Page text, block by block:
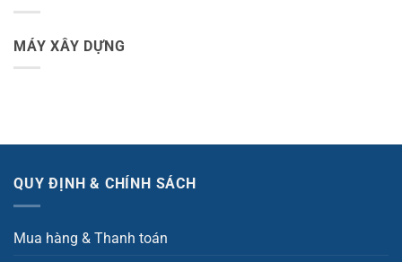
MÁY XÂY DỰNG
QUY ĐỊNH & CHÍNH SÁCH
Mua hàng & Thanh toán